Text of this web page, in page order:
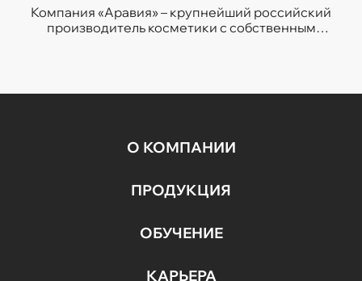
Компания «Аравия» – крупнейший российский
производитель косметики с собственным
О КОМПАНИИ
ПРОДУКЦИЯ
ОБУЧЕНИЕ
КАРЬЕРА